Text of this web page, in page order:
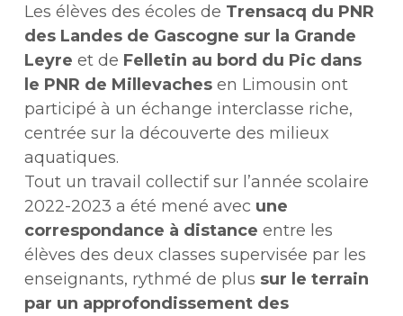
Les élèves des écoles de Trensacq du PNR
des Landes de Gascogne sur la Grande
Leyre et de Felletin au bord du Pic dans
le PNR de Millevachesen Limousin ont
participé à un échange interclasse riche,
centrée sur la découverte des milieux
aquatiques.
Tout un travail collectif sur l’année scolaire
2022-2023 a été mené avec une
correspondance à distance entre les
élèves des deux classes supervisée par les
enseignants, rythmé de plus sur le terrain
par un approfondissement des